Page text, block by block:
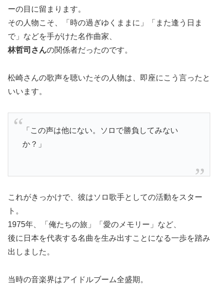
ーの目に留まります。
その人物こそ、「時の過ぎゆくままに」「また逢う日ま
で」などを手がけた名作曲家、
林哲司さんの関係者だったのです。
松崎さんの歌声を聴いたその人物は、即座にこう言ったと
いいます。
「この声は他にない。ソロで勝負してみない
か？」
これがきっかけで、彼はソロ歌手としての活動をスター
ト。
1975年、「俺たちの旅」「愛のメモリー」など、
後に日本を代表する名曲を生み出すことになる一歩を踏み
出しました。
当時の音楽界はアイドルブーム全盛期。